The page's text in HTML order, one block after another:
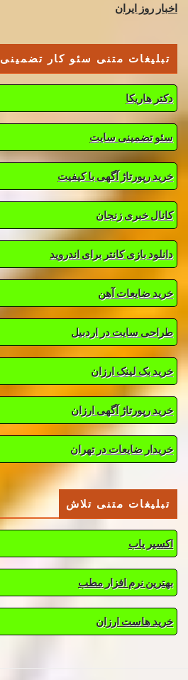
اخبار روز ایران
تبلیغات متنی سئو کار تضمینی
دکتر هاریکا
سئو تضمینی سایت
خرید رپورتاژ آگهی با کیفیت
کانال خبری زنجان
دانلود بازی کانتر برای اندروید
خرید ضایعات آهن
طراحی سایت در اردبیل
خرید بک لینک ارزان
خرید رپورتاژ آگهی ارزان
خریدار ضایعات در تهران
تبلیغات متنی تلاش
اکسیر یاب
بهترین نرم افزار مطب
خرید هاست ارزان